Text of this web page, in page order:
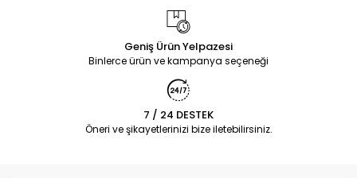
Geniş Ürün Yelpazesi
Binlerce ürün ve kampanya seçeneği
7 / 24 DESTEK
Öneri ve şikayetlerinizi bize iletebilirsiniz.